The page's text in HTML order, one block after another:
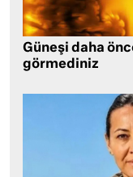
Güneşi daha
görmediniz